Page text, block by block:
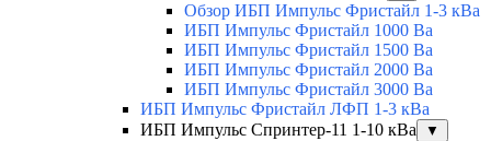
Обзор ИБП Импульс Фристайл 1-3 кВа
ИБП Импульс Фристайл 1000 Ва
ИБП Импульс Фристайл 1500 Ва
ИБП Импульс Фристайл 2000 Ва
ИБП Импульс Фристайл 3000 Ва
ИБП Импульс Фристайл ЛФП 1-3 кВа
ИБП Импульс Спринтер-11 1-10 кВа
▼